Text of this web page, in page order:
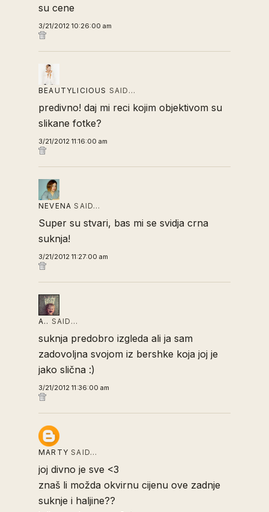
su cene
3/21/2012 10:26:00 am
BEAUTYLICIOUS SAID…
predivno! daj mi reci kojim objektivom su
slikane fotke?
3/21/2012 11:16:00 am
NEVENA SAID…
Super su stvari, bas mi se svidja crna
suknja!
3/21/2012 11:27:00 am
A.. SAID…
suknja predobro izgleda ali ja sam
zadovoljna svojom iz bershke koja joj je
jako slična :)
3/21/2012 11:36:00 am
MARTY SAID…
joj divno je sve <3
znaš li možda okvirnu cijenu ove zadnje
suknje i haljine??